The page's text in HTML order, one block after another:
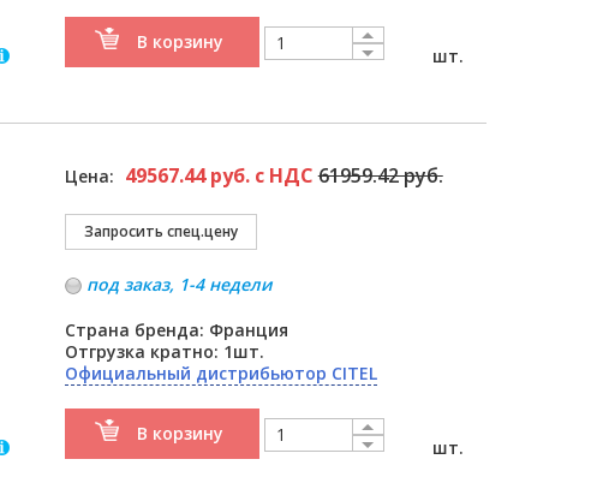
В корзину
шт.
Цена: 49567.44 руб. с НДС61959.42 руб.
под заказ, 1-4 недели
Страна бренда: Франция
Отгрузка кратно: 1шт.
Официальный дистрибьютор CITEL
В корзину
шт.